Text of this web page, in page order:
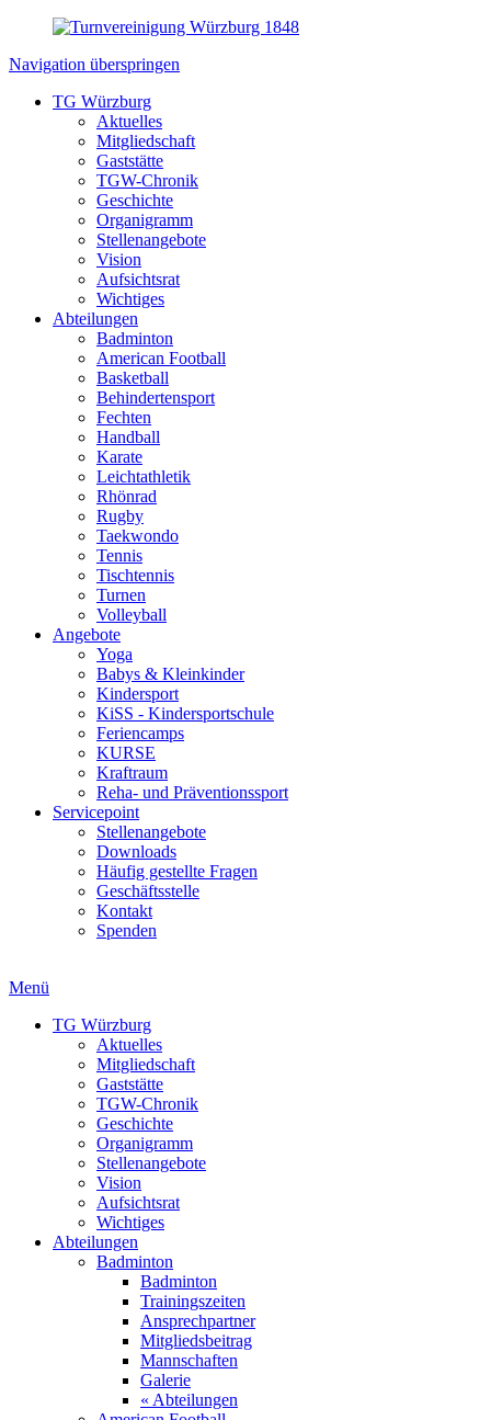
Navigation überspringen
TG Würzburg
Aktuelles
Mitgliedschaft
Gaststätte
TGW-Chronik
Geschichte
Organigramm
Stellenangebote
Vision
Aufsichtsrat
Wichtiges
Abteilungen
Badminton
American Football
Basketball
Behindertensport
Fechten
Handball
Karate
Leichtathletik
Rhönrad
Rugby
Taekwondo
Tennis
Tischtennis
Turnen
Volleyball
Angebote
Yoga
Babys & Kleinkinder
Kindersport
KiSS - Kindersportschule
Feriencamps
KURSE
Kraftraum
Reha- und Präventionssport
Servicepoint
Stellenangebote
Downloads
Häufig gestellte Fragen
Geschäftsstelle
Kontakt
Spenden
Menü
TG Würzburg
Aktuelles
Mitgliedschaft
Gaststätte
TGW-Chronik
Geschichte
Organigramm
Stellenangebote
Vision
Aufsichtsrat
Wichtiges
Abteilungen
Badminton
Badminton
Trainingszeiten
Ansprechpartner
Mitgliedsbeitrag
Mannschaften
Galerie
« Abteilungen